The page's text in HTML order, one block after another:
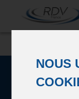
NOUS